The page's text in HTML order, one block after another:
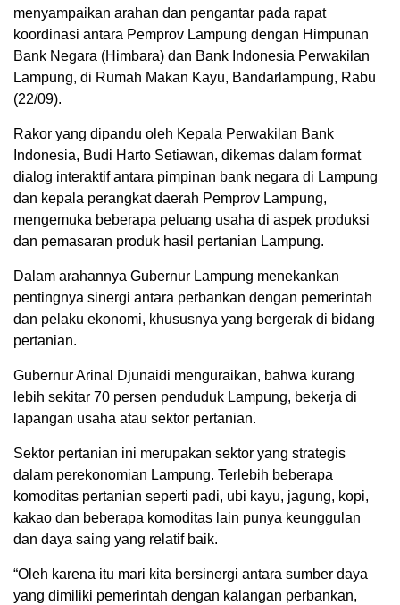
menyampaikan arahan dan pengantar pada rapat
koordinasi antara Pemprov Lampung dengan Himpunan
Bank Negara (Himbara) dan Bank Indonesia Perwakilan
Lampung, di Rumah Makan Kayu, Bandarlampung, Rabu
(22/09).
Rakor yang dipandu oleh Kepala Perwakilan Bank
Indonesia, Budi Harto Setiawan, dikemas dalam format
dialog interaktif antara pimpinan bank negara di Lampung
dan kepala perangkat daerah Pemprov Lampung,
mengemuka beberapa peluang usaha di aspek produksi
dan pemasaran produk hasil pertanian Lampung.
Dalam arahannya Gubernur Lampung menekankan
pentingnya sinergi antara perbankan dengan pemerintah
dan pelaku ekonomi, khususnya yang bergerak di bidang
pertanian.
Gubernur Arinal Djunaidi menguraikan, bahwa kurang
lebih sekitar 70 persen penduduk Lampung, bekerja di
lapangan usaha atau sektor pertanian.
Sektor pertanian ini merupakan sektor yang strategis
dalam perekonomian Lampung. Terlebih beberapa
komoditas pertanian seperti padi, ubi kayu, jagung, kopi,
kakao dan beberapa komoditas lain punya keunggulan
dan daya saing yang relatif baik.
“Oleh karena itu mari kita bersinergi antara sumber daya
yang dimiliki pemerintah dengan kalangan perbankan,